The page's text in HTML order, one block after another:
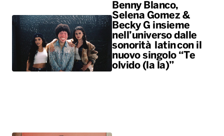
Benny Blanco,
Selena Gomez &
Becky G insieme
nell’universo dalle
sonorità latin con il
nuovo singolo “Te
olvido (la la)”